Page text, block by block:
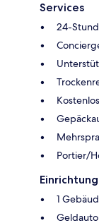
Services
24-
Portier/
1